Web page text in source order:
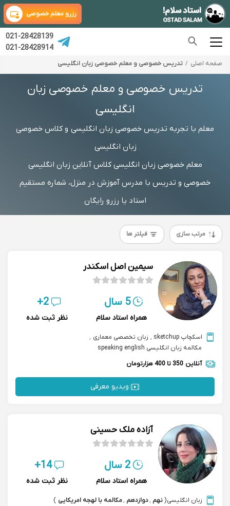
رزرو معلم خصوصی
021-28428139
021-28428914
صفحه اصلی تدریس خصوصی و معلم خصوصی زبان انگلیسی
تدریس خصوصی و معلم خصوصی زبان
انگلیسی
معلم با تجربه تدریس خصوصی زبان انگلیسی و کلاس خصوصی
زبان انگلیسی
معلم خصوصی زبان انگلیسی کلاس آنلاین زبان انگلیسی
خصوصی و تدریس با مدرس آموزش در منزل، شماره مستقیم
استاد یا رزرو رایگان
مرتب سازی فیلتر ها
سیمین اصل اسکندر
5 سال
همراه استاد سلام
2+
نظر ثبت شده
اسکچاپ sketchup , زبان تخصصی معماری ,
مکالمه زبان انگلیسی speaking english
آنلاین 350 تا 400 هزارتومان
ویدیو معرفی
آزاده ملک حسینی
2 سال
همراه استاد سلام
14+
نظر ثبت شده
زبان انگلیسی(نهم ,دوازدهم ,مکالمه با لهجه امریکایی )